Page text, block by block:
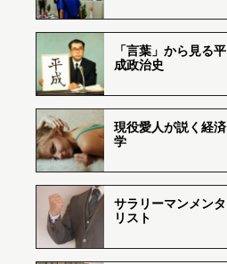
「言葉」から見る平
成政治史
現役愛人が説く経済
学
サラリーマンメンタ
リスト